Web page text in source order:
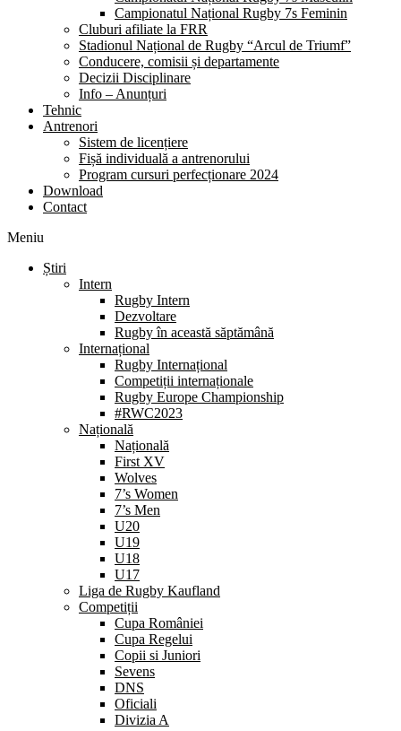
Campionatul Național Rugby 7s Feminin
Cluburi afiliate la FRR
Stadionul Național de Rugby “Arcul de Triumf”
Conducere, comisii și departamente
Decizii Disciplinare
Info – Anunțuri
Tehnic
Antrenori
Sistem de licențiere
Fișă individuală a antrenorului
Program cursuri perfecționare 2024
Download
Contact
Meniu
Știri
Intern
Rugby Intern
Dezvoltare
Rugby în această săptămână
Internațional
Rugby Internațional
Competiții internaționale
Rugby Europe Championship
#RWC2023
Națională
Națională
First XV
Wolves
7’s Women
7’s Men
U20
U19
U18
U17
Liga de Rugby Kaufland
Competiții
Cupa României
Cupa Regelui
Copii si Juniori
Sevens
DNS
Oficiali
Divizia A